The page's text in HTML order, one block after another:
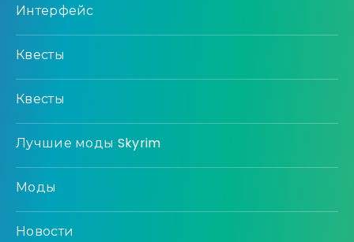
Интерфейс
Квесты
Квесты
Лучшие моды Skyrim
Моды
Новости